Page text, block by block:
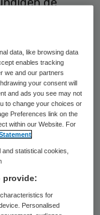
Ruim
weet
70-plus
Ziekenhuizen
en nieuwe
om dit
is de
data, like browsing data
enables tracking
we and our partners
your consent will
and ads you see may not
to change your choices or
Preferences link on the
within our Website. For
statistical cookies,
provide:
for
Personalised